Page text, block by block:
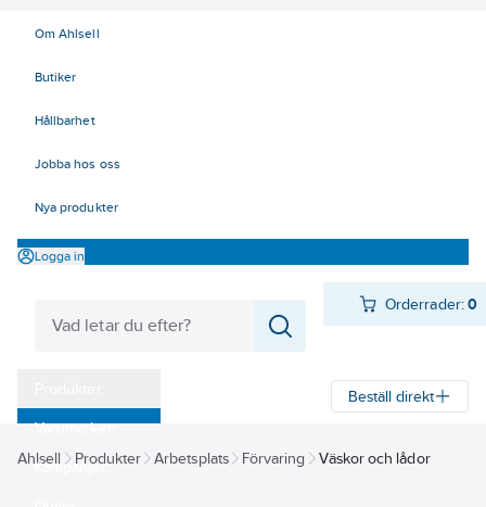
Om Ahlsell
Butiker
Hållbarhet
Jobba hos oss
Nya produkter
Logga in
Orderrader:0
Varumärken
Kampanjer
Beställ direkt
Ahlsell Produkter Arbetsplats Förvaring Väskor och lådor